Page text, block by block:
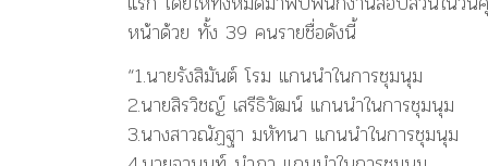
หน้าด้วย ทั้ง 39 คนรายชื่อดังนี้
“1.นายรังสิมันต์ โรม แกนนำในการชุมนุม
2.นายสิรวิชญ์ เสรีธิวัฒน์ แกนนำในการชุมนุม
3.นางสาวณัฏฐา มหัทนา แกนนำในการชุมนุม